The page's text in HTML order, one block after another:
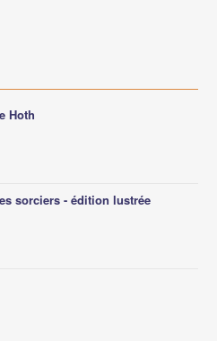
Hoth
sorciers - édition lustrée